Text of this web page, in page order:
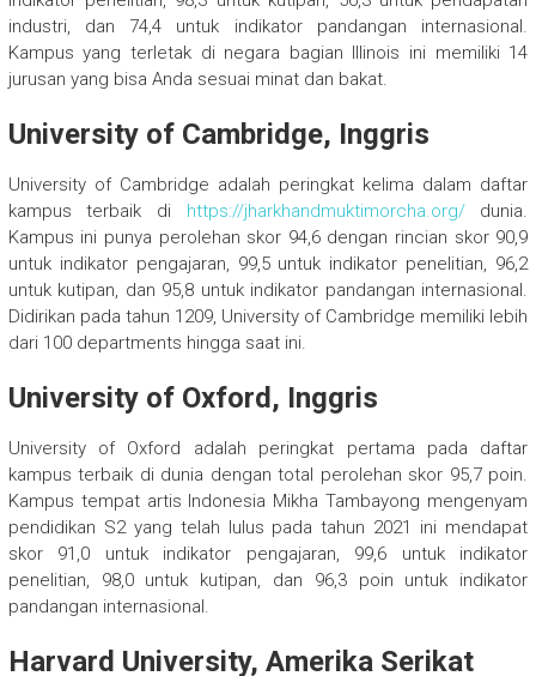
industri, dan 74,4 untuk indikator pandangan internasional.
Kampus yang terletak di negara bagian Illinois ini memiliki 14
jurusan yang bisa Anda sesuai minat dan bakat.
University of Cambridge, Inggris
University of Cambridge adalah peringkat kelima dalam daftar
kampus terbaik di https://jharkhandmuktimorcha.org/dunia.
Kampus ini punya perolehan skor 94,6 dengan rincian skor 90,9
untuk indikator pengajaran, 99,5 untuk indikator penelitian, 96,2
untuk kutipan, dan 95,8 untuk indikator pandangan internasional.
Didirikan pada tahun 1209, University of Cambridge memiliki lebih
dari 100 departments hingga saat ini.
University of Oxford, Inggris
University of Oxford adalah peringkat pertama pada daftar
kampus terbaik di dunia dengan total perolehan skor 95,7 poin.
Kampus tempat artis Indonesia Mikha Tambayong mengenyam
pendidikan S2 yang telah lulus pada tahun 2021 ini mendapat
skor 91,0 untuk indikator pengajaran, 99,6 untuk indikator
penelitian, 98,0 untuk kutipan, dan 96,3 poin untuk indikator
pandangan internasional.
Harvard University, Amerika Serikat